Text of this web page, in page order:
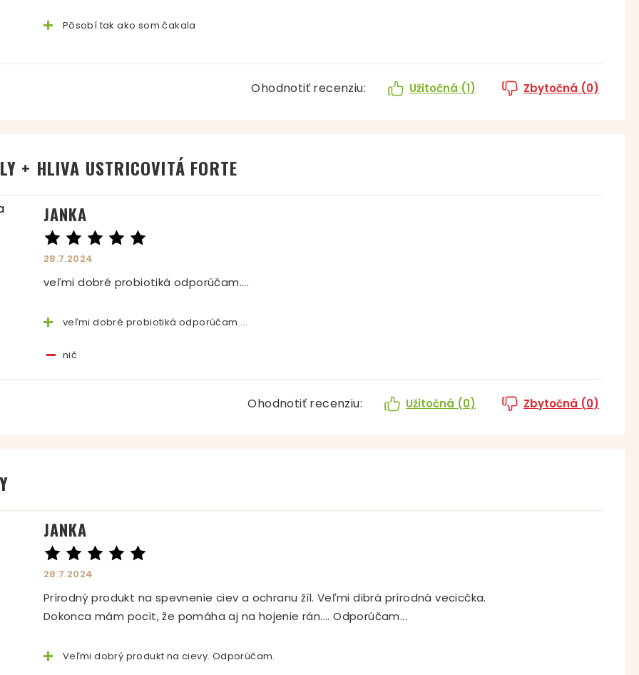
Pôsobí tak ako som čakala
Ohodnotiť recenziu: Užitočná (1) Zbytočná (0)
+ HLIVA USTRICOVITÁ FORTE
JANKA
28.7.2024
veľmi dobré probiotiká odporúčam....
veľmi dobré probiotiká odporúčam....
nič
Ohodnotiť recenziu: Užitočná (0) Zbytočná (0)
JANKA
28.7.2024
Prírodný produkt na spevnenie ciev a ochranu žíl. Veľmi dibrá prírodná vecicčka.
Dokonca mám pocit, že pomáha aj na hojenie rán.... Odporúčam...
Veľmi dobrý produkt na cievy. Odporúčam.